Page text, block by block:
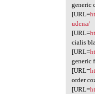
generic
[URL=
udena/-
[URL=
cialis
[URL=
generic
[URL=
order
[URL=